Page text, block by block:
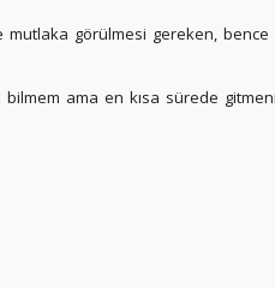
mutlaka görülmesi gereken,
ama en kısa sürede